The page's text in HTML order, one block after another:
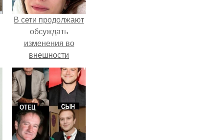
В сети продолжают
обсуждать
изменения во
внешности
актрисы.